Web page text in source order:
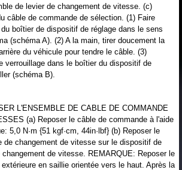
de levier de changement de vitesse. (c)
câble de commande de sélection. (1) Faire
boîtier de dispositif de réglage dans le sens
(schéma A). (2) A la main, tirer doucement la
du véhicule pour tendre le câble. (3)
verrouillage dans le boîtier du dispositif de
(schéma B).
L'ENSEMBLE DE CABLE DE COMMANDE
(a) Reposer le câble de commande à l'aide
5,0 N·m {51 kgf·cm, 44in·lbf} (b) Reposer le
de changement de vitesse sur le dispositif de
de vitesse. REMARQUE: Reposer le
en saillie orientée vers le haut. Après la